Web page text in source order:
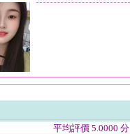
平均評價 5.0000 分